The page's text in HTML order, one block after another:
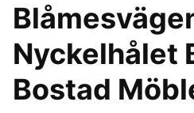
Nyckelhålet
Bostad